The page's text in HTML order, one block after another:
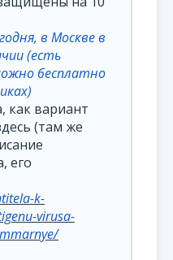
в Москве в
(есть
бесплатно
как вариант
(там же
его
k-
virusa-